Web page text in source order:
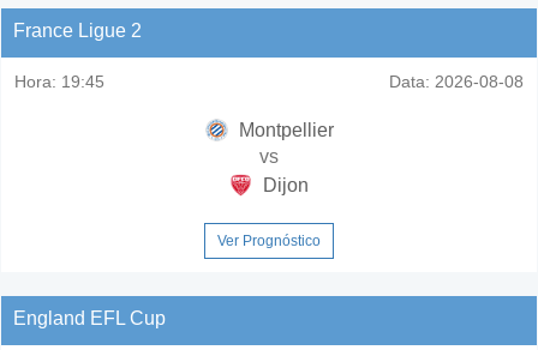
France Ligue 2
Hora: 19:45 Data: 2026-08-08
Montpellier
vs
Dijon
Ver Prognóstico
England EFL Cup